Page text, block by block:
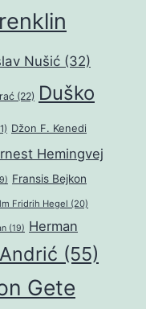
Nušić (32)
(22) Duško
Džon F. Kenedi
Hemingvej
Fransis Bejkon
Fridrih Hegel (20)
(19) Herman
(55)
Gete